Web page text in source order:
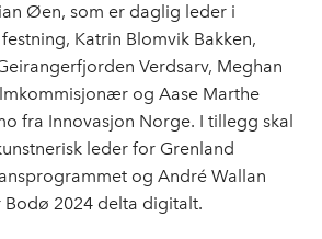
Øen, som er daglig leder i
Katrin Blomvik Bakken,
Verdsarv, Meghan
og Aase Marthe
fra Innovasjon Norge. I tillegg skal
leder for Grenland
og André Wallan
Bodø 2024 delta digitalt.